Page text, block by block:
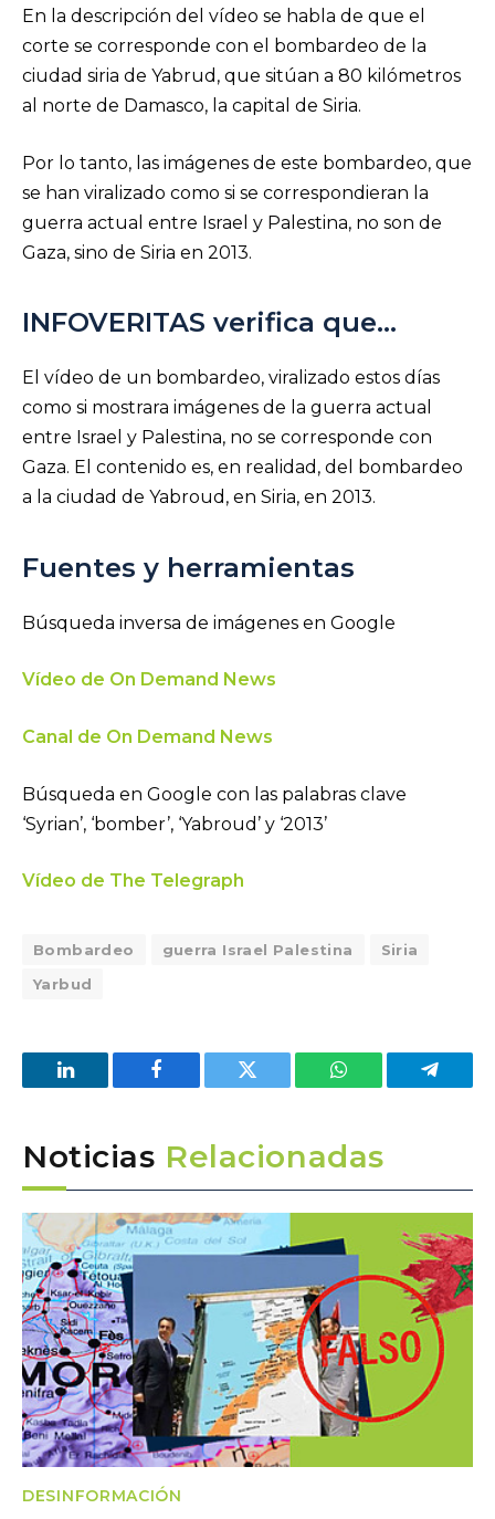
En la descripción del vídeo se habla de que el
corte se corresponde con el bombardeo de la
ciudad siria de Yabrud, que sitúan a 80 kilómetros
al norte de Damasco, la capital de Siria.
Por lo tanto, las imágenes de este bombardeo, que
se han viralizado como si se correspondieran la
guerra actual entre Israel y Palestina, no son de
Gaza, sino de Siria en 2013.
INFOVERITAS verifica que…
El vídeo de un bombardeo, viralizado estos días
como si mostrara imágenes de la guerra actual
entre Israel y Palestina, no se corresponde con
Gaza. El contenido es, en realidad, del bombardeo
a la ciudad de Yabroud, en Siria, en 2013.
Fuentes y herramientas
Búsqueda inversa de imágenes en Google
Vídeo de On Demand News
Canal de On Demand News
Búsqueda en Google con las palabras clave
‘Syrian’, ‘bomber’, ‘Yabroud’ y ‘2013’
Vídeo de The Telegraph
Bombardeo guerra Israel Palestina
Siria
Yarbud
LinkedIn Facebook Twitter WhatsApp
Noticias Relacionadas
DESINFORMACIÓN